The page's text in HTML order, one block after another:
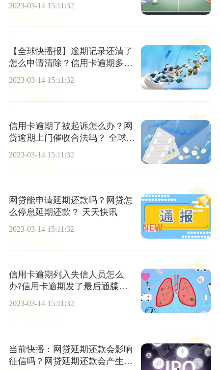
2023-03-14 15:11:32
【全球快播报】逾期记录还清了
怎么申请清除？信用卡逾期多久
会被起诉？
2023-03-14 15:11:32
信用卡逾期了被起诉怎么办？网
贷逾期上门催收合法吗？ 全球焦
2023-03-14 15:11:32
网贷能申请延期还款吗？网贷怎
么停息延期还款？ 天天快讯
2023-03-14 15:11:32
信用卡逾期列入失信人员怎么
办?信用卡逾期发了最后通牒怎
么办?_实时焦点
2023-03-14 15:11:32
当前快播：网贷延期还款会影响
征信吗？网贷延期还款会产生什